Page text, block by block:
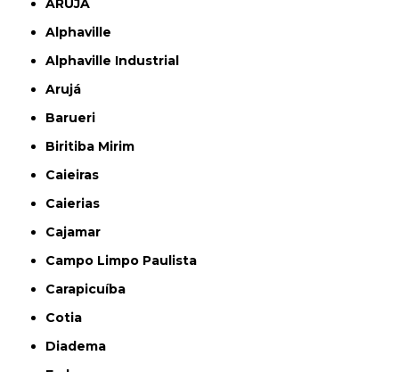
ARUJÁ
Alphaville
Alphaville Industrial
Arujá
Barueri
Biritiba Mirim
Caieiras
Caierias
Cajamar
Campo Limpo Paulista
Carapicuíba
Cotia
Diadema